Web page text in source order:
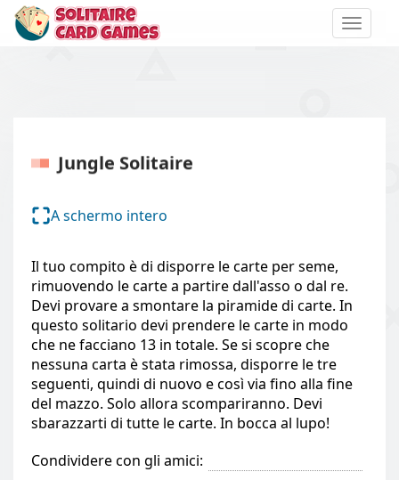
Toggle
Jungle Solitaire
A schermo intero
Il tuo compito è di disporre le carte per seme,
rimuovendo le carte a partire dall'asso o dal re.
Devi provare a smontare la piramide di carte. In
questo solitario devi prendere le carte in modo
che ne facciano 13 in totale. Se si scopre che
nessuna carta è stata rimossa, disporre le tre
seguenti, quindi di nuovo e così via fino alla fine
del mazzo. Solo allora scompariranno. Devi
sbarazzarti di tutte le carte. In bocca al lupo!
Condividere con gli amici: